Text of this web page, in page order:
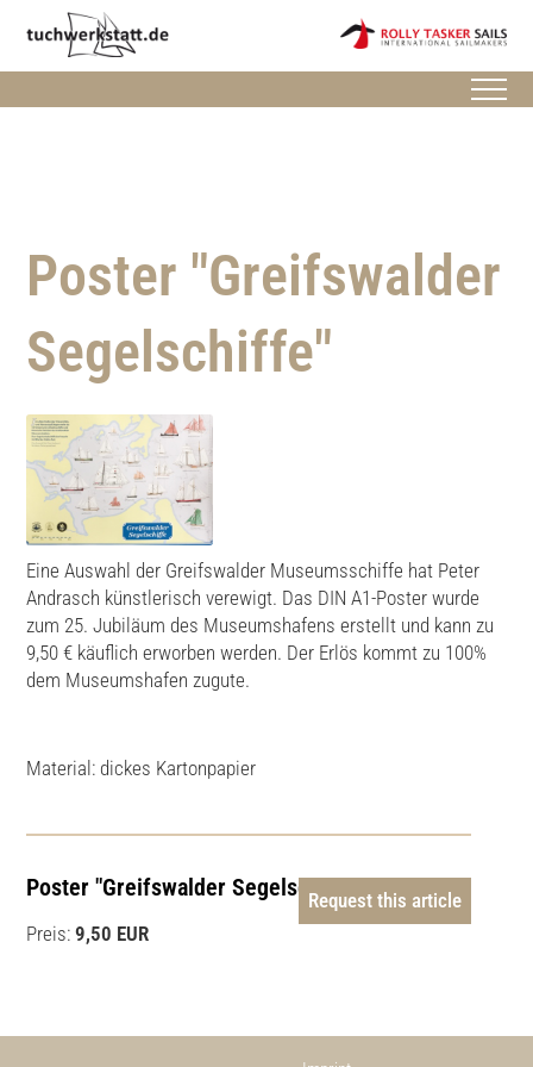
Poster "Greifswalder
Segelschiffe"
Eine Auswahl der Greifswalder Museumsschiffe hat Peter
Andrasch künstlerisch verewigt. Das DIN A1-Poster wurde
zum 25. Jubiläum des Museumshafens erstellt und kann zu
9,50 € käuflich erworben werden. Der Erlös kommt zu 100%
dem Museumshafen zugute.
Material: dickes Kartonpapier
Poster "Greifswalder Segelschiffe"
Preis:9,50 EUR
Request this article